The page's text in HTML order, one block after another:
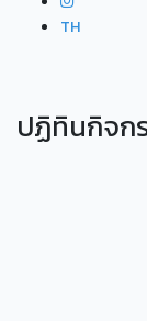
TH
ปฏิทินกิจก